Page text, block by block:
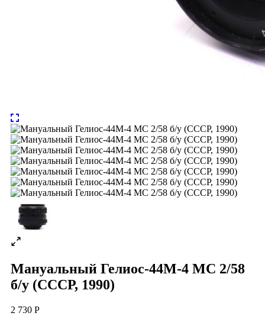
Мануальный Гелиос-44М-4 МС 2/58
б/у (СССР, 1990)
2 730 Р